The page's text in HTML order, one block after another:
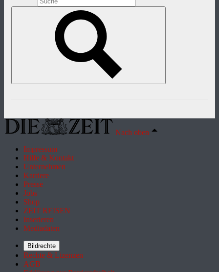
Nach oben
Impressum
Hilfe & Kontakt
Unternehmen
Karriere
Presse
Jobs
Shop
ZEIT REISEN
Inserieren
Mediadaten
Bildrechte
Rechte & Lizenzen
AGB